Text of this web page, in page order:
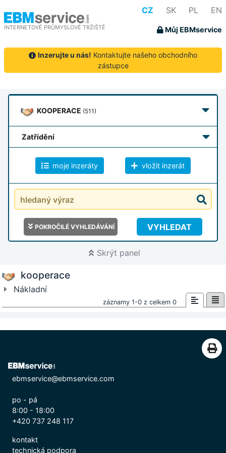
INTERNETOVÉ PRŮMYSLOVÉ TRŽIŠTĚ
CZ SK PL EN
Můj EBMservice
Inzerujte u nás! Kontaktujte našeho obchodního
zástupce
KOOPERACE (511)
zatřídění
moje inzeráty vložit inzerát
POKROČILÉ VYHLEDÁVÁNÍ VYHLEDAT
Skrýt panel
kooperace
Nákladní
záznamy 1-0 z celkem 0
ebmservice@ebmservice.com
po - pá
8:00 - 18:00
+420 737 248 117
kontakt
technická podpora